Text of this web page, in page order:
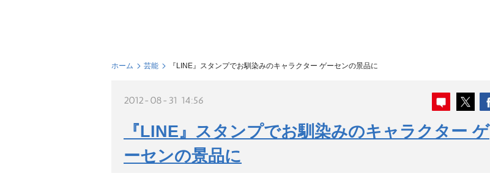
ホーム 芸能 『LINE』スタンプでお馴染みのキャラクター ゲーセンの景品に
2012-08-31 14:56
『LINE』スタンプでお馴染みのキャラクター ゲ
ーセンの景品に